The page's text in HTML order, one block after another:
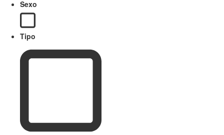
Sexo
Tipo